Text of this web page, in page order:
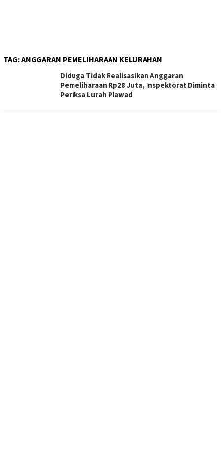
TAG:ANGGARAN PEMELIHARAAN KELURAHAN
Diduga Tidak Realisasikan Anggaran
Pemeliharaan Rp28 Juta, Inspektorat Diminta
Periksa Lurah Plawad